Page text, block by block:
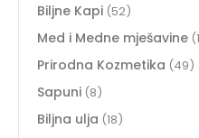
Biljne Kapi (52)
Med i Medne mješavine
Prirodna Kozmetika (49)
Sapuni (8)
Biljna ulja (18)